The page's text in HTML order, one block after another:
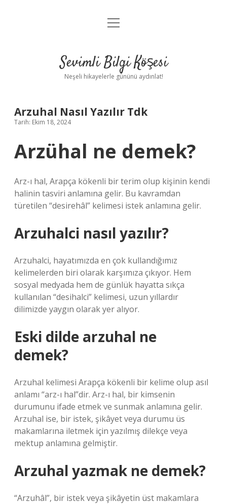
Anasayfa
Yasal Uyarı
menüyü
Sevimli Bilgi Köşesi
Neşeli hikayelerle gününü aydınlat!
Arzuhal Nasıl Yazılır Tdk
Tarih: Ekim 18, 2024
Arzühal ne demek?
Arz-ı hal, Arapça kökenli bir terim olup kişinin kendi
halinin tasviri anlamına gelir. Bu kavramdan
türetilen “desirehâl” kelimesi istek anlamına gelir.
Arzuhalci nasıl yazılır?
Arzuhalci, hayatımızda en çok kullandığımız
kelimelerden biri olarak karşımıza çıkıyor. Hem
sosyal medyada hem de günlük hayatta sıkça
kullanılan “desihalci” kelimesi, uzun yıllardır
dilimizde yaygın olarak yer alıyor.
Eski dilde arzuhal ne
demek?
Arzuhal kelimesi Arapça kökenli bir kelime olup asıl
anlamı “arz-ı hal”dir. Arz-ı hal, bir kimsenin
durumunu ifade etmek ve sunmak anlamına gelir.
Arzuhal ise, bir istek, şikâyet veya durumu üs
makamlarına iletmek için yazılmış dilekçe veya
mektup anlamına gelmiştir.
Arzuhal yazmak ne demek?
“Arzuhâl”, bir istek veya şikâyetin üst makamlara